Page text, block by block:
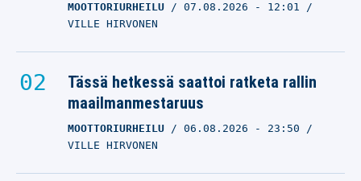
MOOTTORIURHEILU 07.08.2026 - 12:01
VILLE HIRVONEN
Tässä hetkessä saattoi ratketa rallin
maailmanmestaruus
MOOTTORIURHEILU 06.08.2026 - 23:50
VILLE HIRVONEN